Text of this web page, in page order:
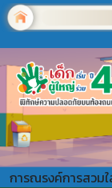
การณรงค์การสวม